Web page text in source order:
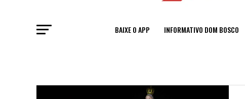
BAIXE O APP INFORMATIVO DOM BOSCO